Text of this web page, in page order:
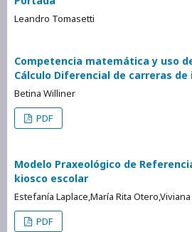
Leandro Tomasetti
Competencia matemática y uso
Cálculo Diferencial de carreras de
Betina Williner
PDF
Modelo Praxeológico de
kiosco escolar
Estefanía Laplace,María Rita
PDF